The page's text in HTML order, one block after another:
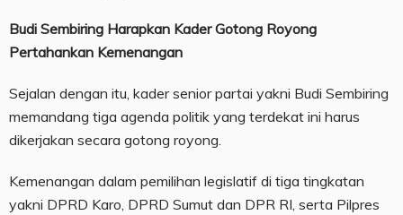
Budi Sembiring Harapkan Kader Gotong Royong
Pertahankan Kemenangan
Sejalan dengan itu, kader senior partai yakni Budi Sembiring
memandang tiga agenda politik yang terdekat ini harus
dikerjakan secara gotong royong.
Kemenangan dalam pemilihan legislatif di tiga tingkatan
yakni DPRD Karo, DPRD Sumut dan DPR RI, serta Pilpres